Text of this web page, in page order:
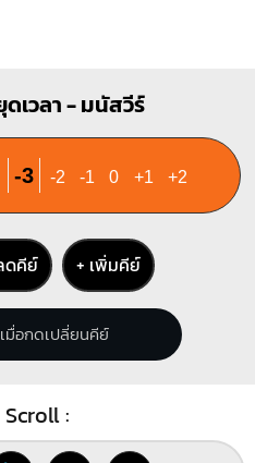
เวลา - มนัสวีร์
-3 -2 -1 0 +1 +2
ดคีย์ + เพิ่มคีย์
มื่อกดเปลี่ยนคีย์
: